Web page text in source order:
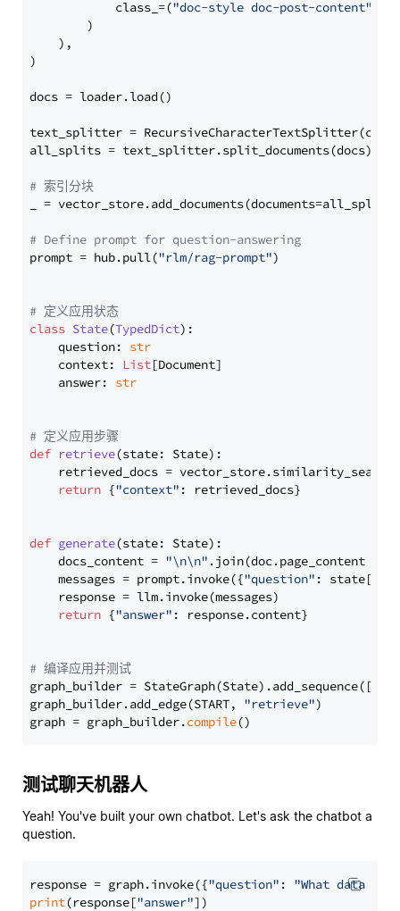
            class_=(
"doc-style doc-post-content"
        )
    ),
)
docs = loader.load()
text_splitter =
all_splits = text_splitter.split_documents(docs)
# 索引分块
_ = vector_store.add_documents(documents=all_splits)
# Define prompt for question-answering
prompt = hub.pull("rlm/rag-prompt")
# 定义应用状态
class State(TypedDict):
    question:
str
    context:
List[Document]
    answer:
str
# 定义应用步骤
def retrieve(state: State):
retrieved_docs =
return {"context" : retrieved_docs}
def generate(state: State):
    docs_content =
"\n\n" .join(doc.page_content
    messages = prompt.invoke({
"question" : state[
    response = llm.invoke(messages)
return {"answer" : response.content}
# 编译应用并测试
graph_builder =
graph_builder.add_edge(START, "retrieve")
graph = graph_builder.compile
测试聊天机器人
Yeah! You've built your own chatbot. Let's ask the chatbot a
question.
response = graph.invoke({"question" : "What data
print(response["answer"